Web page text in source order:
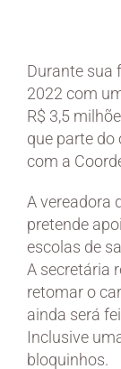
Durante sua
2022 com
R$ 3,5
que parte
com a
A vereadora
pretende
escolas de
A secretária
retomar o
ainda será
Inclusive
bloquinhos.